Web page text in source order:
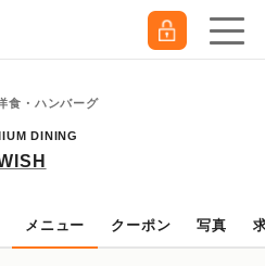
食・ハンバーグ
DINING
メニュー クーポン 写真